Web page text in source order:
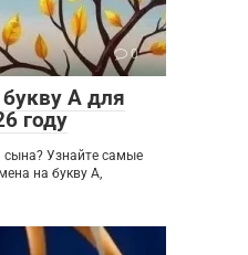
0
А для
году
Узнайте самые
на букву А,